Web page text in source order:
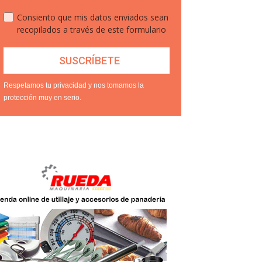
Consiento que mis datos enviados sean
recopilados a través de este formulario
Respetamos tu privacidad y nos tomamos la
protección muy en serio.